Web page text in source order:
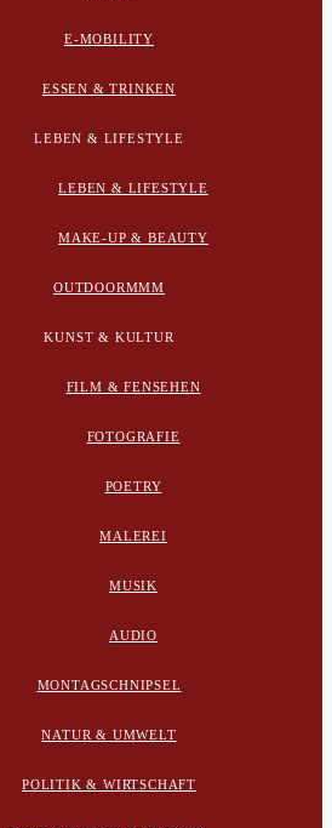
E-MOBILITY
ESSEN & TRINKEN
LEBEN & LIFESTYLE
LEBEN & LIFESTYLE
MAKE-UP & BEAUTY
OUTDOORMMM
KUNST & KULTUR
FILM & FENSEHEN
FOTOGRAFIE
POETRY
MALEREI
MUSIK
AUDIO
MONTAGSCHNIPSEL
NATUR & UMWELT
POLITIK & WIRTSCHAFT